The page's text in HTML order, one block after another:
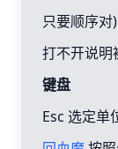
只要顺序对)
打不开说明
键盘
Esc 选定单